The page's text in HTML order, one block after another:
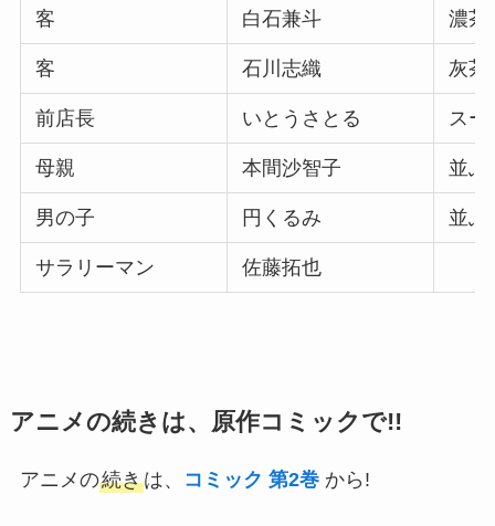
客 白石兼斗 濃茶
客 石川志織 灰茶
前店長 いとうさとる ス
母親 本間沙智子 並ぶ
男の子 円くるみ 並ぶ
サラリーマン 佐藤拓也
アニメの続きは、原作コミックで!!
アニメの続きは、 コミック 第2巻から!